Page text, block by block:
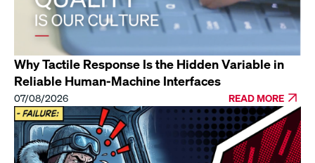
Why Tactile Response Is the Hidden Variable in
Reliable Human-Machine Interfaces
07/08/2026 READ MORE